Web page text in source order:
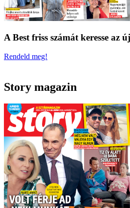
A Best friss számát keresse az
Rendeld meg!
Story magazin